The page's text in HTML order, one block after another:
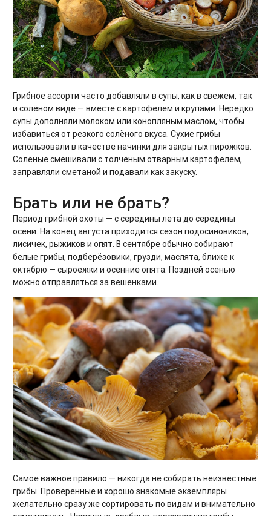
Грибное ассорти часто добавляли в супы, как в свежем, так
и солёном виде — вместе с картофелем и крупами. Нередко
супы дополняли молоком или конопляным маслом, чтобы
избавиться от резкого солёного вкуса. Сухие грибы
использовали в качестве начинки для закрытых пирожков.
Солёные смешивали с толчёным отварным картофелем,
заправляли сметаной и подавали как закуску.
Брать или не брать?
Период грибной охоты — с середины лета до середины
осени. На конец августа приходится сезон подосиновиков,
лисичек, рыжиков и опят. В сентябре обычно собирают
белые грибы, подберёзовики, грузди, маслята, ближе к
октябрю — сыроежки и осенние опята. Поздней осенью
можно отправляться за вёшенками.
Самое важное правило — никогда не собирать неизвестные
грибы. Проверенные и хорошо знакомые экземпляры
желательно сразу же сортировать по видам и внимательно